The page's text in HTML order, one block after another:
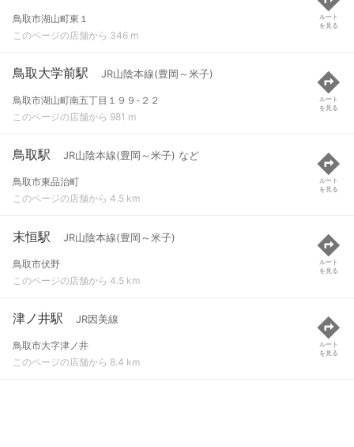
鳥取市湖山町東１
このページの店舗から 346 m
ルート
を見る
鳥取大学前駅 JR山陰本線(豊岡～米子)
鳥取市湖山町南五丁目１９９-２２
このページの店舗から 981 m
ルート
を見る
鳥取駅 JR山陰本線(豊岡～米子) など
鳥取市東品治町
このページの店舗から 4.5 km
ルート
を見る
末恒駅 JR山陰本線(豊岡～米子)
鳥取市伏野
このページの店舗から 4.5 km
ルート
を見る
津ノ井駅 JR因美線
鳥取市大字津ノ井
このページの店舗から 8.4 km
ルート
を見る